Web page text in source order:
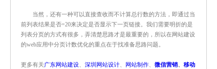
当然，还有一种可以直接查收而不计算总行数的方法，即通过当
前列表结果是否=20来决定是否显示下一页链接。我们需要明折的是
列表分页的方式有很多，弄清楚思路才是最重要的，所以在网站建设
的web应用中分页计数优化的重点在于找准备思路问题。
更多有关广东网站建设、 深圳网站设计、 网站制作、 微信营销、 移动